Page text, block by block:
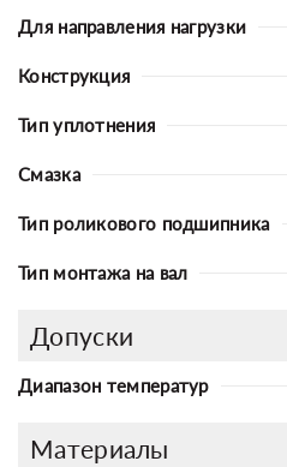
Для направления нагрузки
Конструкция
Тип уплотнения
Смазка
Тип роликового подшипника
Тип монтажа на вал
Допуски
Диапазон температур
Материалы